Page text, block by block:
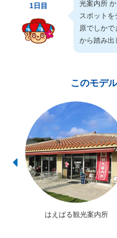
1日目
光案内所
スポット
原でしかで
から踏み出
このモデ
はえばる観光案内所